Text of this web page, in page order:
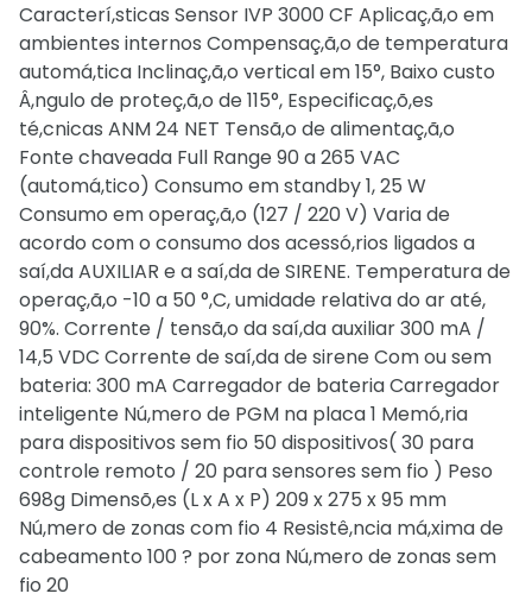
Caracterí,sticas Sensor IVP 3000 CF Aplicaç,ã,o em
ambientes internos Compensaç,ã,o de temperatura
automá,tica Inclinaç,ã,o vertical em 15°, Baixo custo
Â,ngulo de proteç,ã,o de 115°, Especificaç,õ,es
té,cnicas ANM 24 NET Tensã,o de alimentaç,ã,o
Fonte chaveada Full Range 90 a 265 VAC
(automá,tico) Consumo em standby 1, 25 W
Consumo em operaç,ã,o (127 / 220 V) Varia de
acordo com o consumo dos acessó,rios ligados a
saí,da AUXILIAR e a saí,da de SIRENE. Temperatura de
operaç,ã,o -10 a 50 °,C, umidade relativa do ar até,
90%. Corrente / tensã,o da saí,da auxiliar 300 mA /
14,5 VDC Corrente de saí,da de sirene Com ou sem
bateria: 300 mA Carregador de bateria Carregador
inteligente Nú,mero de PGM na placa 1 Memó,ria
para dispositivos sem fio 50 dispositivos( 30 para
controle remoto / 20 para sensores sem fio ) Peso
698g Dimensõ,es (L x A x P) 209 x 275 x 95 mm
Nú,mero de zonas com fio 4 Resistê,ncia má,xima de
cabeamento 100 ? por zona Nú,mero de zonas sem
fio 20